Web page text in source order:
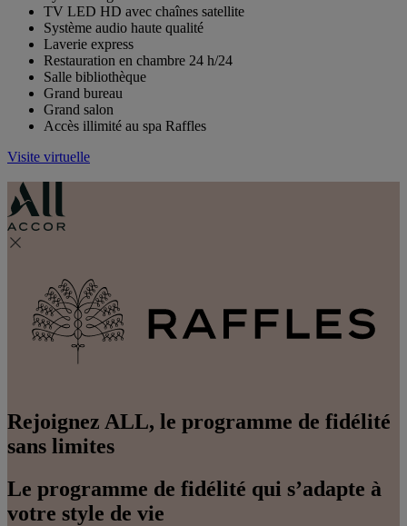
TV LED HD avec chaînes satellite
Système audio haute qualité
Laverie express
Restauration en chambre 24 h/24
Salle bibliothèque
Grand bureau
Grand salon
Accès illimité au spa Raffles
Visite virtuelle
Rejoignez ALL, le programme de fidélité
sans limites
Le programme de fidélité qui s’adapte à
votre style de vie